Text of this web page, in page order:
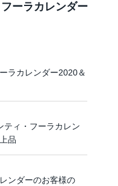
ーラカレンダー
ラカレンダー2020＆
ティ・フーラカレン
品
ンダーのお客様の